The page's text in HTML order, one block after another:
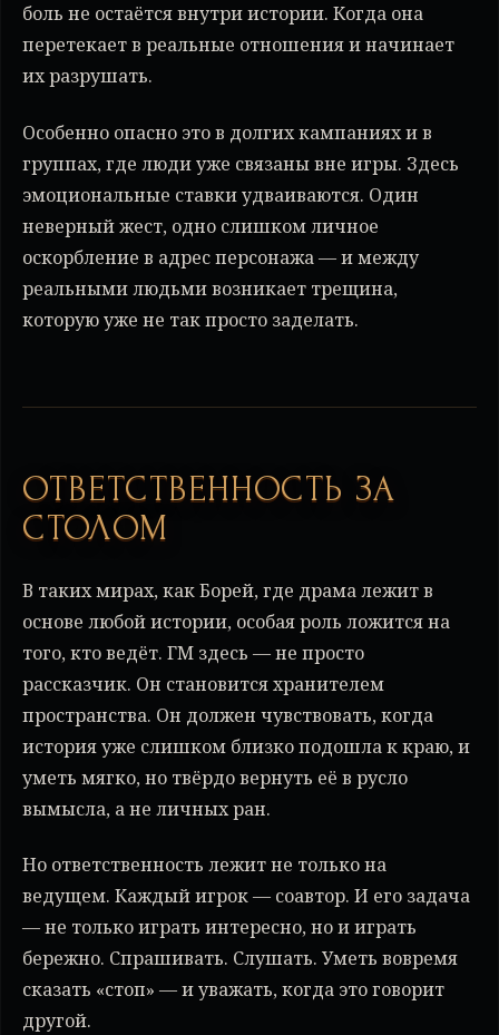
боль не остаётся внутри истории. Когда она
перетекает в реальные отношения и начинает
их разрушать.
Особенно опасно это в долгих кампаниях и в
группах, где люди уже связаны вне игры. Здесь
эмоциональные ставки удваиваются. Один
неверный жест, одно слишком личное
оскорбление в адрес персонажа — и между
реальными людьми возникает трещина,
которую уже не так просто заделать.
ОТВЕТСТВЕННОСТЬ ЗА
СТОЛОМ
В таких мирах, как Борей, где драма лежит в
основе любой истории, особая роль ложится на
того, кто ведёт. ГМ здесь — не просто
рассказчик. Он становится хранителем
пространства. Он должен чувствовать, когда
история уже слишком близко подошла к краю, и
уметь мягко, но твёрдо вернуть её в русло
вымысла, а не личных ран.
Но ответственность лежит не только на
ведущем. Каждый игрок — соавтор. И его задача
— не только играть интересно, но и играть
бережно. Спрашивать. Слушать. Уметь вовремя
сказать «стоп» — и уважать, когда это говорит
другой.